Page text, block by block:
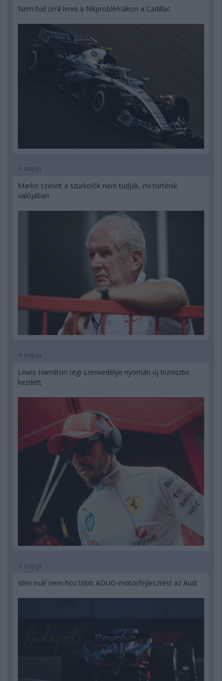
Nem tud úrrá lenni a fékproblémákon a Cadillac
4 napja
Marko szerint a szurkolók nem tudják, mi történik
valójában
4 napja
Lewis Hamilton régi szenvedélye nyomán új bizniszbe
kezdett
4 napja
Idén már nem hoz több ADUO-motorfejlesztést az Audi